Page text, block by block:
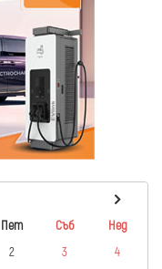
Пет Съб
Нед
2 3
4